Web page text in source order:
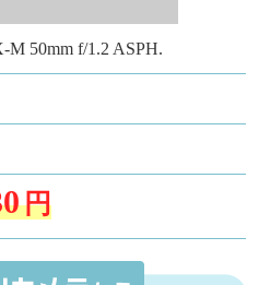
50mm f/1.2 ASPH.
円